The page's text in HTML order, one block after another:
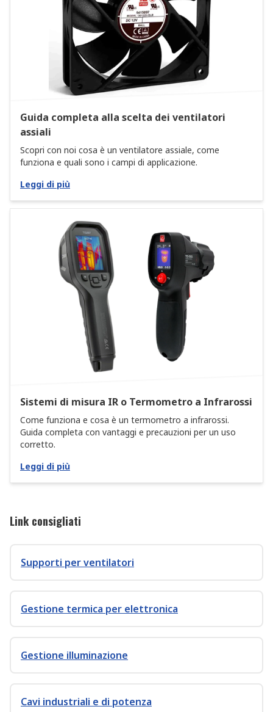
Guida completa alla scelta dei ventilatori
assiali
Scopri con noi cosa è un ventilatore assiale, come
funziona e quali sono i campi di applicazione.
Leggi di più
Sistemi di misura IR o Termometro a Infrarossi
Come funziona e cosa è un termometro a infrarossi.
Guida completa con vantaggi e precauzioni per un uso
corretto.
Leggi di più
Link consigliati
Supporti per ventilatori
Gestione termica per elettronica
Gestione illuminazione
Cavi industriali e di potenza